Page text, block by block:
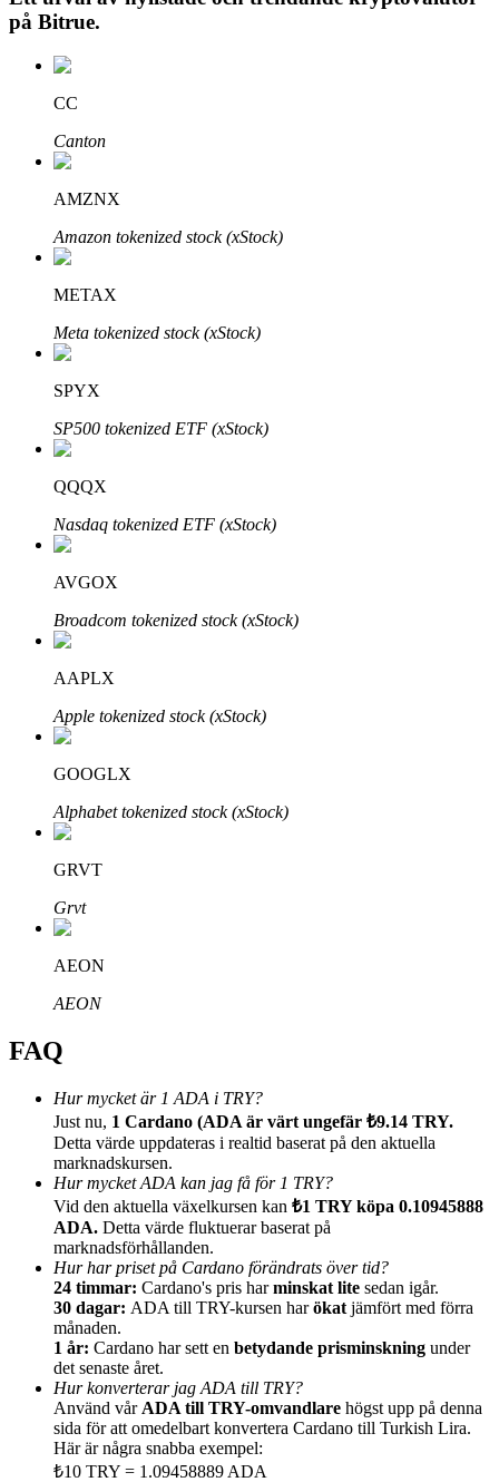
Auto Invest
Ta långsiktig vinst och flexibla intressen
Lär dig Staking
Bitrue
Bitrue Partners
Bitrue Affiliates
Upp till 65% provision!
Hänvisning
Bjud in en vän för att få kontantbelöningar
Deposit CASHCAT & Win
Deposit CASHCAT & Win
på Bitrue.
CC
Canton
AMZNX
Amazon tokenized stock (xStock)
METAX
Meta tokenized stock (xStock)
SPYX
SP500 tokenized ETF (xStock)
QQQX
Nasdaq tokenized ETF (xStock)
AVGOX
Broadcom tokenized stock (xStock)
AAPLX
Apple tokenized stock (xStock)
GOOGLX
Alphabet tokenized stock (xStock)
GRVT
Grvt
AEON
AEON
FAQ
Hur mycket är 1 ADA i TRY?
Just nu, 1 Cardano (ADA är värt ungefär ₺9.14 TRY.
Detta värde uppdateras i realtid baserat på den aktuella
marknadskursen.
Hur mycket ADA kan jag få för 1 TRY?
Vid den aktuella växelkursen kan ₺1 TRY köpa 0.10945888
ADA. Detta värde fluktuerar baserat på
marknadsförhållanden.
Hur har priset på Cardano förändrats över tid?
24 timmar: Cardano's pris harminskat lite sedan igår.
30 dagar: ADA till TRY-kursen harökat jämfört med förra
månaden.
1 år: Cardano har sett en betydande prisminskning under
det senaste året.
Hur konverterar jag ADA till TRY?
Använd vår ADA till TRY-omvandlare högst upp på denna
sida för att omedelbart konvertera Cardano till Turkish Lira.
Här är några snabba exempel:
₺10 TRY = 1.09458889 ADA